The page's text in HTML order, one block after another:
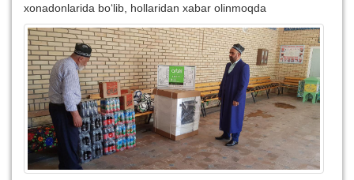
xonadonlarida bo‘lib, hollaridan xabar olinmoqda